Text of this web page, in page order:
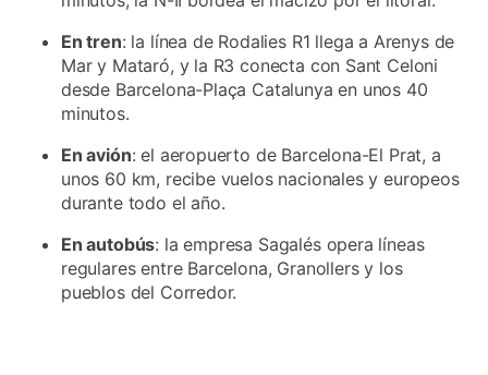
En tren: la línea de Rodalies R1 llega a Arenys de
Mar y Mataró, y la R3 conecta con Sant Celoni
desde Barcelona-Plaça Catalunya en unos 40
minutos.
En avión: el aeropuerto de Barcelona-El Prat, a
unos 60 km, recibe vuelos nacionales y europeos
durante todo el año.
En autobús: la empresa Sagalés opera líneas
regulares entre Barcelona, Granollers y los
pueblos del Corredor.